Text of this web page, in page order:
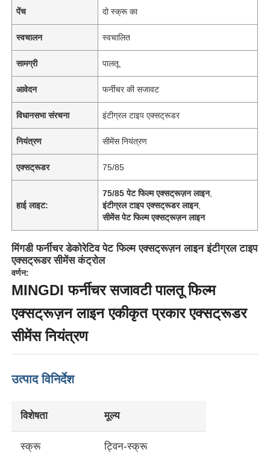
पेंच दो स्क्रू का
स्वचालन स्वचालित
सामग्री पालतू
आवेदन फर्नीचर की सजावट
विधानसभा संरचना इंटीग्रल टाइप एक्सट्रूडर
नियंत्रण सीमेंस नियंत्रण
एक्सट्रूडर 75/85
हाई लाइट:
75/85 पेट फिल्म एक्सट्रूज़न लाइन,
इंटीग्रल टाइप एक्सट्रूडर लाइन,
सीमेंस पेट फिल्म एक्सट्रूज़न लाइन
मिंगडी फर्नीचर डेकोरेटिव पेट फिल्म एक्सट्रूज़न लाइन इंटीग्रल टाइप
एक्सट्रूडर सीमेंस कंट्रोल
वर्णन:
MINGDI फर्नीचर सजावटी पालतू फिल्म
एक्सट्रूज़न लाइन एकीकृत प्रकार एक्सट्रूडर
सीमेंस नियंत्रण
उत्पाद विनिर्देश
विशेषता मूल्य
स्क्रू ट्विन-स्क्रू